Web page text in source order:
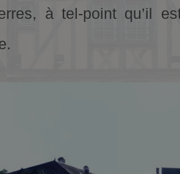
à tel-point qu’il